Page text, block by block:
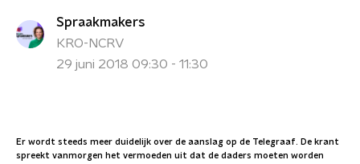
Spraakmakers
KRO-NCRV
29 juni 2018 09:30 - 11:30
Er wordt steeds meer duidelijk over de aanslag op de Telegraaf. De krant
spreekt vanmorgen het vermoeden uit dat de daders moeten worden